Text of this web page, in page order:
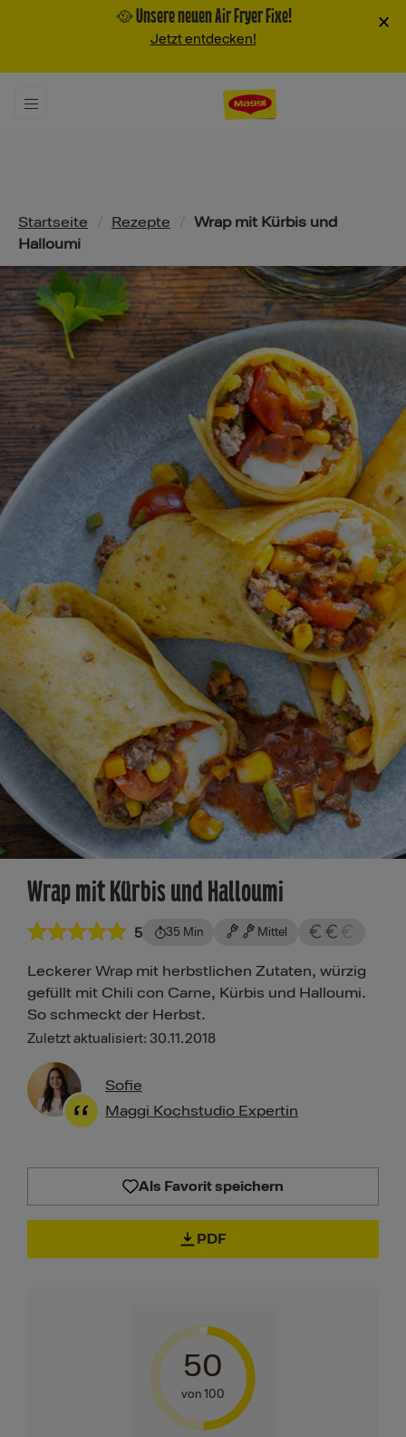
🥘 Unsere neuen Air Fryer Fixe!
Jetzt entdecken!
×
Pfadnavigation
Startseite Rezepte
Wrap mit Kürbis und
Halloumi
Wrap mit Kürbis und Halloumi
5 35 Min Mittel
Leckerer Wrap mit herbstlichen Zutaten, würzig
gefüllt mit Chili con Carne, Kürbis und Halloumi.
So schmeckt der Herbst.
Zuletzt aktualisiert: 30.11.2018
Sofie
Maggi Kochstudio Expertin
Als Favorit speichern
PDF
50
von 100